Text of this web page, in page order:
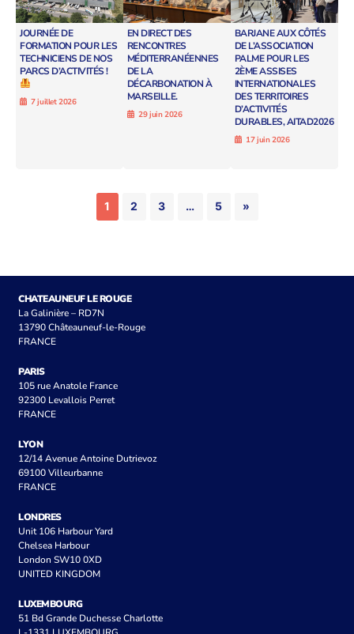
JOURNÉE DE
FORMATION POUR LES
TECHNICIENS DE NOS
PARCS D’ACTIVITÉS !
7 juillet 2026
EN DIRECT DES
RENCONTRES
MÉDITERRANÉENNES
DE LA
DÉCARBONATION À
MARSEILLE.
29 juin 2026
BARJANE AUX CÔTÉS
DE L’ASSOCIATION
PALME POUR LES
2ÈME ASSISES
INTERNATIONALES
DES TERRITOIRES
D’ACTIVITÉS
DURABLES, AITAD2026
17 juin 2026
1 2 3 … 5 »
CHATEAUNEUF LE ROUGE
La Galinière – RD7N
13790 Châteauneuf-le-Rouge
FRANCE
PARIS
105 rue Anatole France
92300 Levallois Perret
FRANCE
LYON
12/14 Avenue Antoine Dutrievoz
69100 Villeurbanne
FRANCE
LONDRES
Unit 106 Harbour Yard
Chelsea Harbour
London SW10 0XD
UNITED KINGDOM
LUXEMBOURG
51 Bd Grande Duchesse Charlotte